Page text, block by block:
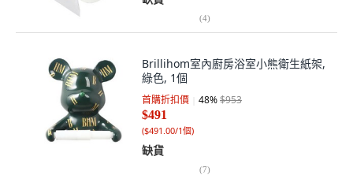
(4)
Brillihom室內廚房浴室小熊衛生紙架,
綠色, 1個
首購折扣價 48%$953
$491
($491.00/1個)
缺貨
(7)